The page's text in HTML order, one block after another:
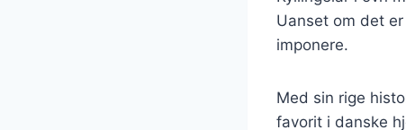
Uanset om det
imponere.
Med sin rige
favorit i danske